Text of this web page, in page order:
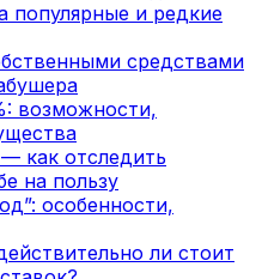
популярные и редкие
средствами
возможности,
как отследить
на пользу
особенности,
ли стоит